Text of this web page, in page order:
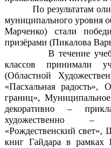
По результатам
муниципального уровня
Марченко) стали
призёрами (Пикалова
В течение
классов принимали
(Областной
«Пасхальная радость»,
границ»,
декоративно –
художественно –
«Рождественский свет»,
книг Гайдара в рамках